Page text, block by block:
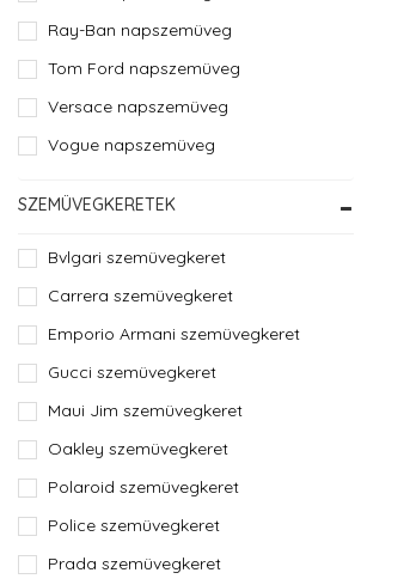
Ray-Ban napszemüveg
Tom Ford napszemüveg
Versace napszemüveg
Vogue napszemüveg
SZEMÜVEGKERETEK
Bvlgari szemüvegkeret
Carrera szemüvegkeret
Emporio Armani szemüvegkeret
Gucci szemüvegkeret
Maui Jim szemüvegkeret
Oakley szemüvegkeret
Polaroid szemüvegkeret
Police szemüvegkeret
Prada szemüvegkeret